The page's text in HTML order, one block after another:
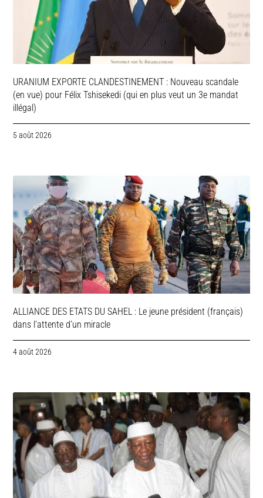
URANIUM EXPORTE CLANDESTINEMENT : Nouveau scandale
(en vue) pour Félix Tshisekedi (qui en plus veut un 3e mandat
illégal)
5 août 2026
ALLIANCE DES ETATS DU SAHEL : Le jeune président (français)
dans l’attente d’un miracle
4 août 2026